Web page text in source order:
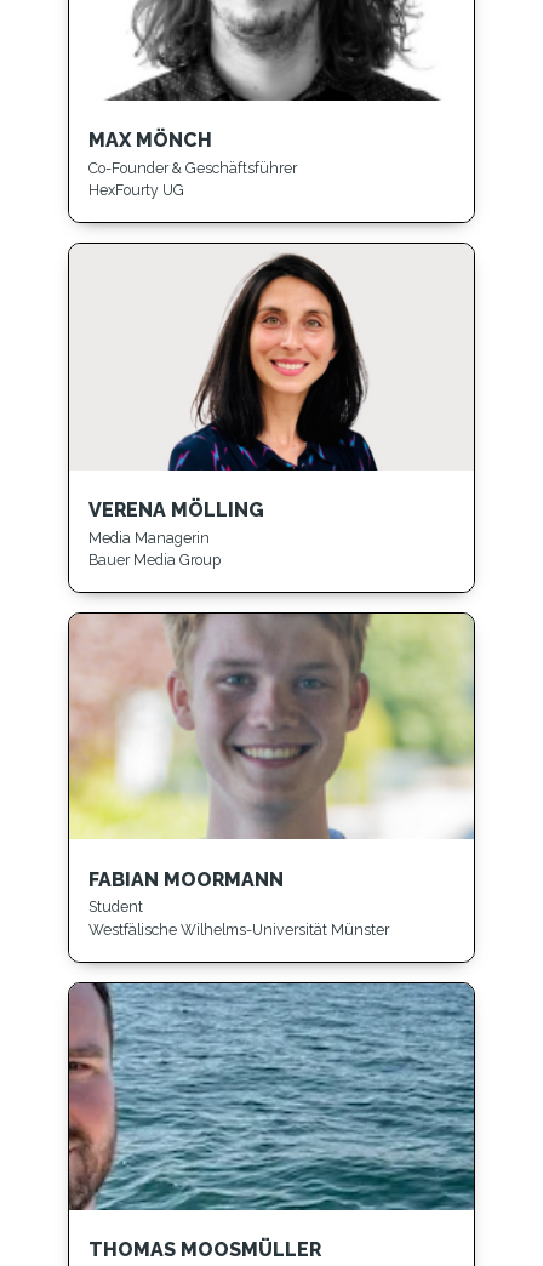
MAX MÖNCH
Co-Founder & Geschäftsführer
HexFourty UG
VERENA MÖLLING
Media Managerin
Bauer Media Group
FABIAN MOORMANN
Student
Westfälische Wilhelms-Universität Münster
THOMAS MOOSMÜLLER